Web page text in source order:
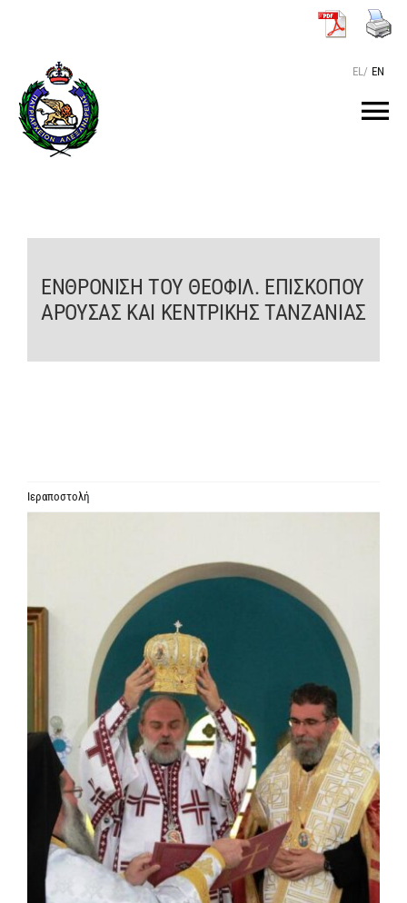
περιεχόμενο
EL/ EN
O ΠΑΤΡΙΑΡΧΗΣ
ΤΟ ΠΑΤΡΙΑΡΧΕΙΟ
KEIMENA
ΕΝΗΜΕΡΩΣΗ
ΕΝΘΡΟΝΙΣΗ ΤΟΥ ΘΕΟΦΙΛ. ΕΠΙΣΚΟΠΟΥ
ΑΡΟΥΣΑΣ ΚΑΙ ΚΕΝΤΡΙΚΗΣ ΤΑΝΖΑΝΙΑΣ
Ιεραποστολή